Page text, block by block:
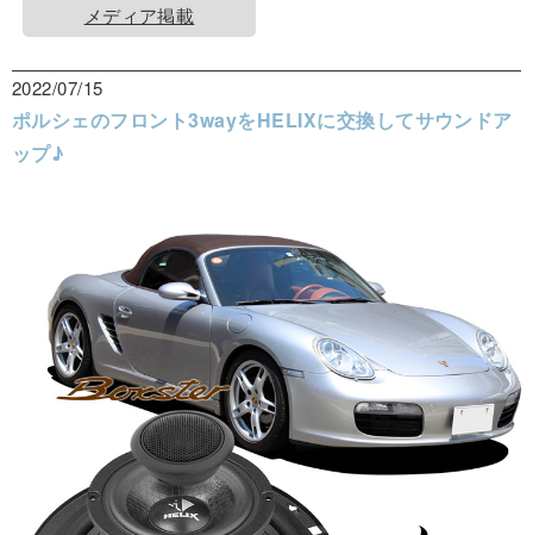
メディア掲載
2022/07/15
ポルシェのフロント3wayをHELIXに交換してサウンドア
ップ♪